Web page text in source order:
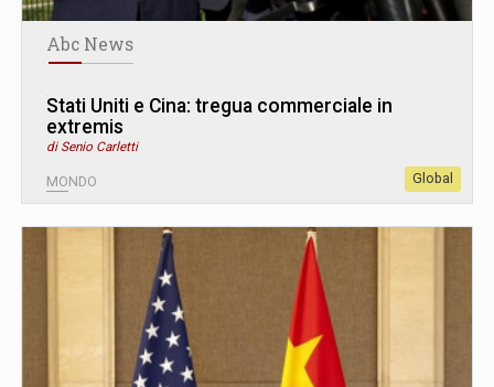
Abc News
Stati Uniti e Cina: tregua commerciale in
extremis
di Senio Carletti
MONDO Global